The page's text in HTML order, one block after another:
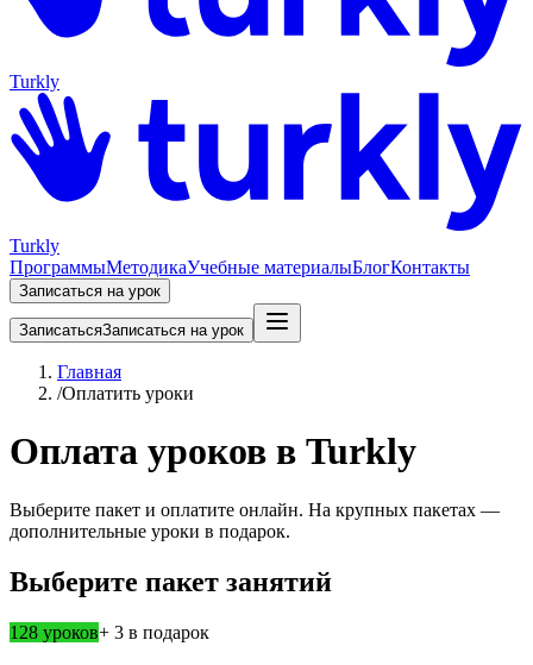
Turkly
Turkly
ПрограммыМетодикаУчебные материалыБлогКонтакты
Записаться на урок
ЗаписатьсяЗаписаться на урок
Главная
/Оплатить уроки
Оплата уроков в Turkly
Выберите пакет и оплатите онлайн. На крупных пакетах —
дополнительные уроки в подарок.
Выберите пакет занятий
128 уроков+ 3 в подарок